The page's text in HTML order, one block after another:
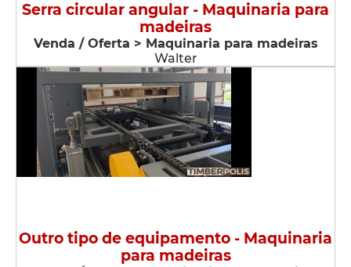
Serra circular angular - Maquinaria para
madeiras
Venda / Oferta > Maquinaria para madeiras
Walter
Outro tipo de equipamento - Maquinaria
para madeiras